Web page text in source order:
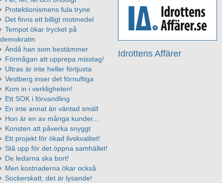
Idrottens Affärer
Protektionismens fula tryne
Det finns ett billigt motmedel
Tempot ökar trycket på
demokratin
Ändå han som bestämmer
Förmågan att upprepa misstag!
Ultras är inte heller förtjusta
Vestberg inser det förnuftiga
Kom in i verkligheten!
Ett SOK i förvandling
En inte annat än väntad smäll
Hon är en av många kunder...
Konsten att påverka snyggt
Ett projekt för ökad livskvalitet!
Stå upp för det öppna samhället!
De ledarna ska bort!
Men kostnaderna ökar också
Sockerskatt, det är lysande!